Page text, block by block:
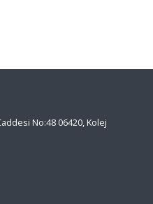
No:48 06420, Kolej